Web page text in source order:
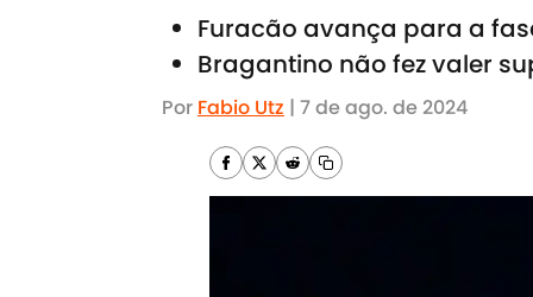
Furacão avança para a
Bragantino não fez valer
Por Fabio Utz | 7 de ago. de 2024